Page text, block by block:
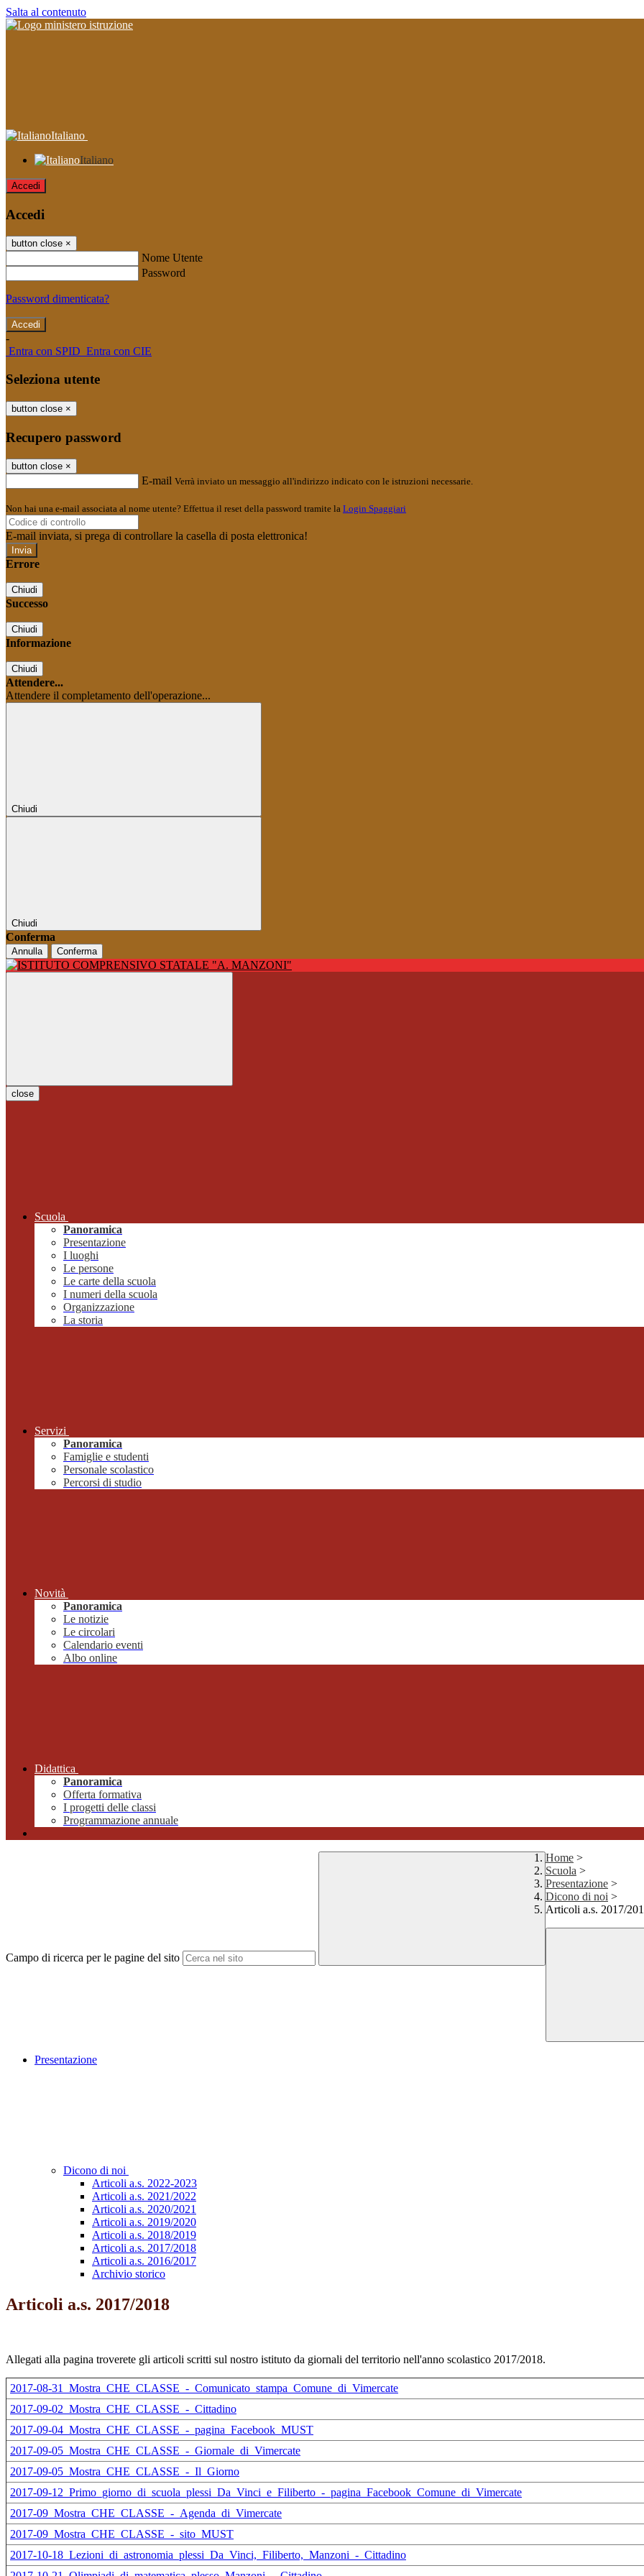
Salta al contenuto
Italiano
Italiano
Accedi
Accedi
button close ×
Nome Utente
Password
Password dimenticata?
-
Entra con SPID Entra con CIE
Seleziona utente
button close ×
Recupero password
button close ×
E-mail Verrà inviato un messaggio all'indirizzo indicato con le istruzioni necessarie.
Non hai una e-mail associata al nome utente? Effettua il reset della password tramite la Login Spaggiari
E-mail inviata, si prega di controllare la casella di posta elettronica!
Errore
Chiudi
Successo
Chiudi
Informazione
Chiudi
Attendere...
Attendere il completamento dell'operazione...
Chiudi
Chiudi
Conferma
Annulla Conferma
close
Scuola
Panoramica
Presentazione
I luoghi
Le persone
Le carte della scuola
I numeri della scuola
Organizzazione
La storia
Servizi
Panoramica
Famiglie e studenti
Personale scolastico
Percorsi di studio
Novità
Panoramica
Le notizie
Le circolari
Calendario eventi
Albo online
Didattica
Panoramica
Offerta formativa
I progetti delle classi
Programmazione annuale
Campo di ricerca per le pagine del sito
Home >
Scuola >
Presentazione >
Dicono di noi >
Articoli a.s. 2017/
Presentazione
Dicono di noi
Articoli a.s. 2022-2023
Articoli a.s. 2021/2022
Articoli a.s. 2020/2021
Articoli a.s. 2019/2020
Articoli a.s. 2018/2019
Articoli a.s. 2017/2018
Articoli a.s. 2016/2017
Archivio storico
Articoli a.s. 2017/2018
Allegati alla pagina troverete gli articoli scritti sul nostro istituto da giornali del territorio nell'anno scolastico 2017/2018.
2017-08-31_Mostra_CHE_CLASSE_-_Comunicato_stampa_Comune_di_Vimercate
2017-09-02_Mostra_CHE_CLASSE_-_Cittadino
2017-09-04_Mostra_CHE_CLASSE_-_pagina_Facebook_MUST
2017-09-05_Mostra_CHE_CLASSE_-_Giornale_di_Vimercate
2017-09-05_Mostra_CHE_CLASSE_-_Il_Giorno
2017-09-12_Primo_giorno_di_scuola_plessi_Da_Vinci_e_Filiberto_-_pagina_Facebook_Comune_di_Vimercate
2017-09_Mostra_CHE_CLASSE_-_Agenda_di_Vimercate
2017-09_Mostra_CHE_CLASSE_-_sito_MUST
2017-10-18_Lezioni_di_astronomia_plessi_Da_Vinci,_Filiberto,_Manzoni_-_Cittadino